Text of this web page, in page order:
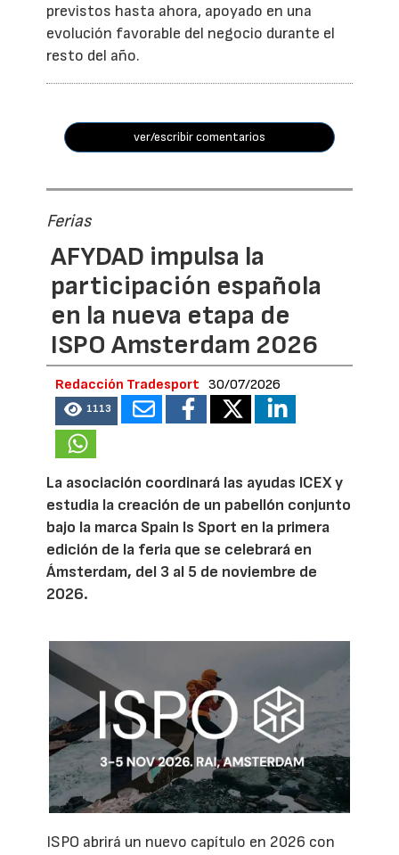
previstos hasta ahora, apoyado en una
evolución favorable del negocio durante el
resto del año.
ver/escribir comentarios
Ferias
AFYDAD impulsa la
participación española
en la nueva etapa de
ISPO Amsterdam 2026
Redacción Tradesport 30/07/2026
1113
La asociación coordinará las ayudas ICEX y
estudia la creación de un pabellón conjunto
bajo la marca Spain Is Sport en la primera
edición de la feria que se celebrará en
Ámsterdam, del 3 al 5 de noviembre de
2026.
ISPO abrirá un nuevo capítulo en 2026 con